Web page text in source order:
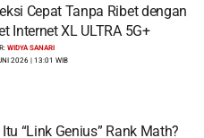
Cepat Tanpa Ribet dengan
Internet XL ULTRA 5G+
WIDYA SANARI
2026 | 13:01 WIB
“Link Genius” Rank Math?